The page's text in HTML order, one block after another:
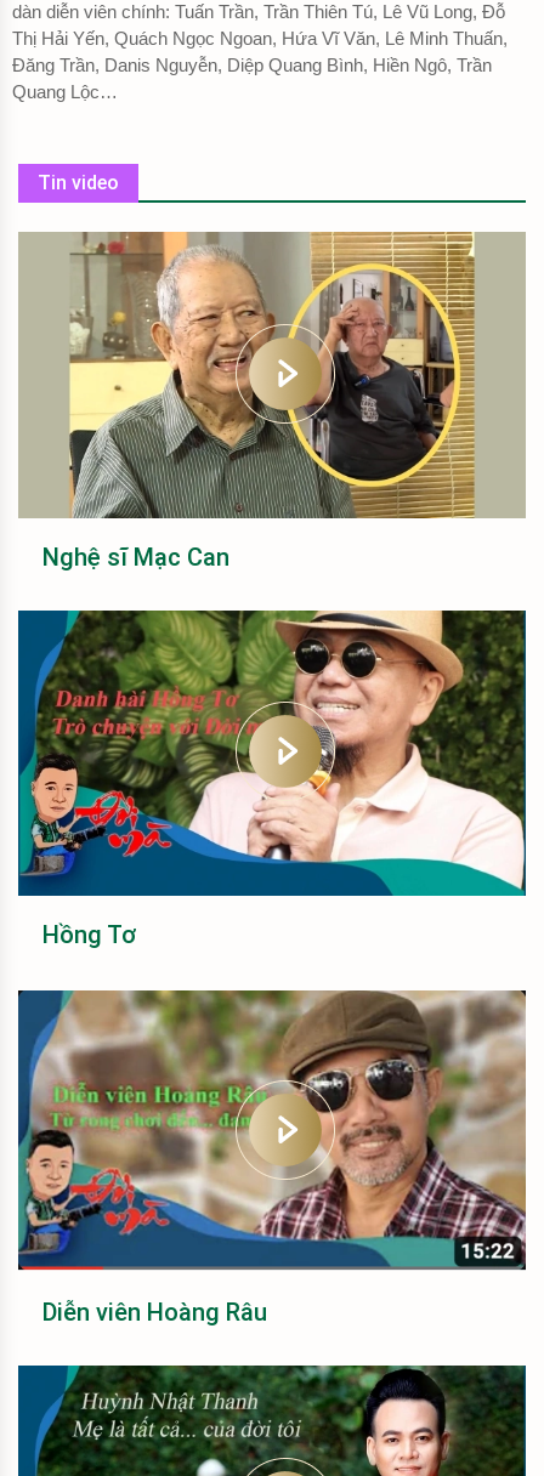
dàn diễn viên chính: Tuấn Trần, Trần Thiên Tú, Lê Vũ Long, Đỗ
Thị Hải Yến, Quách Ngọc Ngoan, Hứa Vĩ Văn, Lê Minh Thuấn,
Đăng Trần, Danis Nguyễn, Diệp Quang Bình, Hiền Ngô, Trần
Quang Lộc…
Tin video
Nghệ sĩ Mạc Can
Hồng Tơ
Diễn viên Hoàng Râu